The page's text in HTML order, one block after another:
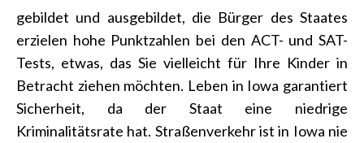
gebildet und ausgebildet, die Bürger des Staates
erzielen hohe Punktzahlen bei den ACT- und SAT-
Tests, etwas, das Sie vielleicht für Ihre Kinder in
Betracht ziehen möchten. Leben in Iowa garantiert
Sicherheit, da der Staat eine niedrige
Kriminalitätsrate hat. Straßenverkehr ist in Iowa nie